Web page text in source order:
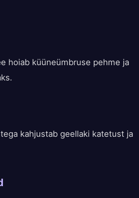
hoiab küüneümbruse pehme ja
kahjustab geellaki katetust ja